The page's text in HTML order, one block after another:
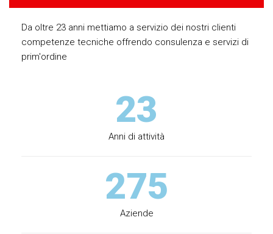
Da oltre 23 anni mettiamo a servizio dei nostri clienti
competenze tecniche offrendo consulenza e servizi di
prim'ordine
23
Anni di attività
275
Aziende